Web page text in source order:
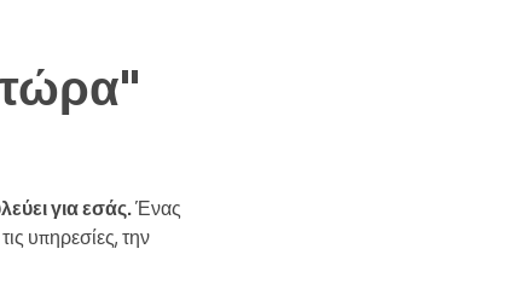
τώρα"
για εσάς.Ένας
υπηρεσίες, την